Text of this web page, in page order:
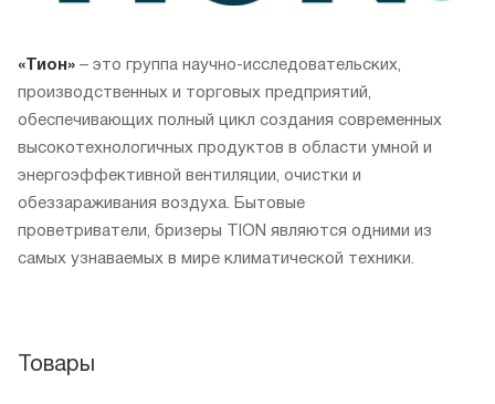
«Тион» – это группа научно-исследовательских,
производственных и торговых предприятий,
обеспечивающих полный цикл создания современных
высокотехнологичных продуктов в области умной и
энергоэффективной вентиляции, очистки и
обеззараживания воздуха. Бытовые
проветриватели, бризеры TION являются одними из
самых узнаваемых в мире климатической техники.
Товары